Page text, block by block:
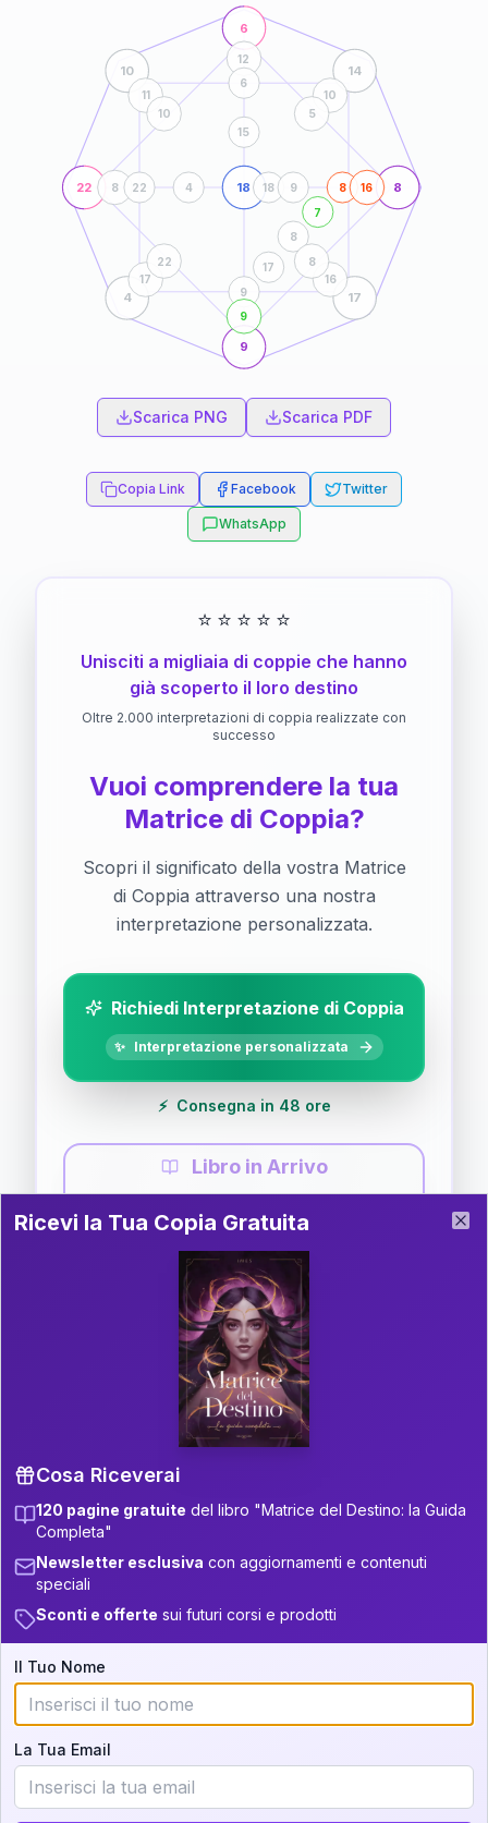
22
6
8
9
18
10 14
4 17
9
17
8
7
8
8
12
16
9
22
6
18 9
4
15
11
10
10
5
17
22
16
8
Scarica PNG Scarica PDF
Copia Link Facebook Twitter
WhatsApp
⭐ ⭐ ⭐ ⭐ ⭐
Unisciti a migliaia di coppie che hanno
già scoperto il loro destino
Oltre 2.000 interpretazioni di coppia realizzate con
successo
Vuoi comprendere la tua
Matrice di Coppia?
Scopri il significato della vostra Matrice
di Coppia attraverso una nostra
interpretazione personalizzata.
Richiedi Interpretazione di Coppia
✨ Interpretazione personalizzata
⚡ Consegna in 48 ore
Libro in Arrivo
Guida completa di Coppia
Il libro è in fase di scrittura. Iscriviti alla newsletter
per ricevere aggiornamenti!
P.S. Interpretazione parziale
gratuita
Scorri più in basso per vedere
un'interpretazione parziale gratuita della tua
Iscriviti alla newsletter per ricevere
aggiornamenti quando sarà disponibile.
Cosa scoprirete nella vostra
interpretazione:
💕 Come rafforzare la vostra unione
Ricevi la Tua Copia Gratuita del Libro
Ricevi la Tua Copia Gratuita
Cosa Riceverai
120 pagine gratuite del libro "Matrice del Destino: la Guida
Completa"
Newsletter esclusiva con aggiornamenti e contenuti
speciali
Sconti e offerte sui futuri corsi e prodotti
Il Tuo Nome
La Tua Email